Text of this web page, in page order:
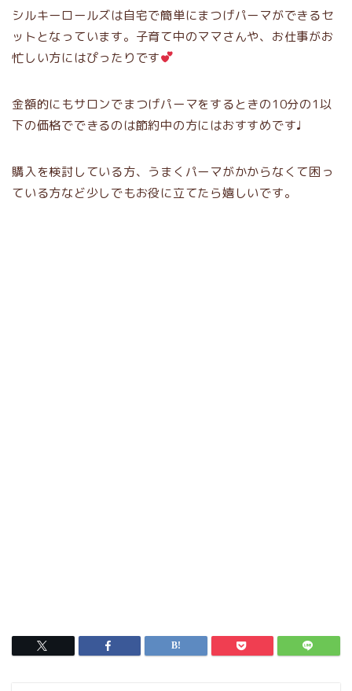
シルキーロールズは自宅で簡単にまつげパーマができるセ
ットとなっています。子育て中のママさんや、お仕事がお
忙しい方にはぴったりです
金額的にもサロンでまつげパーマをするときの10分の1以
下の価格でできるのは節約中の方にはおすすめです♩
購入を検討している方、うまくパーマがかからなくて困っ
ている方など少しでもお役に立てたら嬉しいです。